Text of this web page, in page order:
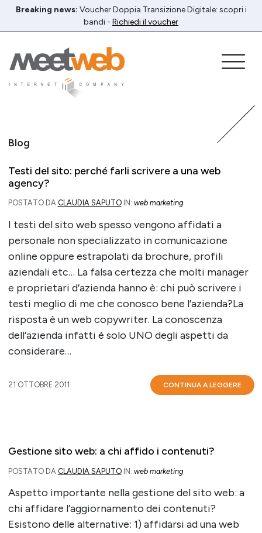
Breaking news: Voucher Doppia Transizione Digitale: scopri i
bandi - Richiedi il voucher
Blog
Testi del sito: perché farli scrivere a una web
agency?
POSTATO DA CLAUDIA SAPUTOIN: web marketing
I testi del sito web spesso vengono affidati a
personale non specializzato in comunicazione
online oppure estrapolati da brochure, profili
aziendali etc… La falsa certezza che molti manager
e proprietari d’azienda hanno è: chi può scrivere i
testi meglio di me che conosco bene l’azienda?La
risposta è un web copywriter. La conoscenza
dell’azienda infatti è solo UNO degli aspetti da
considerare…
21 OTTOBRE 2011 CONTINUA A LEGGERE
Gestione sito web: a chi affido i contenuti?
POSTATO DA CLAUDIA SAPUTOIN: web marketing
Aspetto importante nella gestione del sito web: a
chi affidare l’aggiornamento dei contenuti?
Esistono delle alternative: 1) affidarsi ad una web